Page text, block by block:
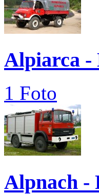
Alpiarca -
1 Foto
Alpnach -